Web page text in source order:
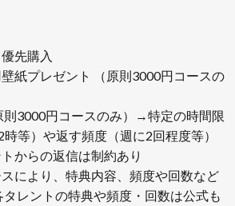
先購入
紙プレゼント （原則3000円コースの
則3000円コースのみ）→特定の時間限
等）や返す頻度（週に2回程度等）
からの返信は制約あり
により、特典内容、頻度や回数など
レントの特典や頻度・回数は公式も